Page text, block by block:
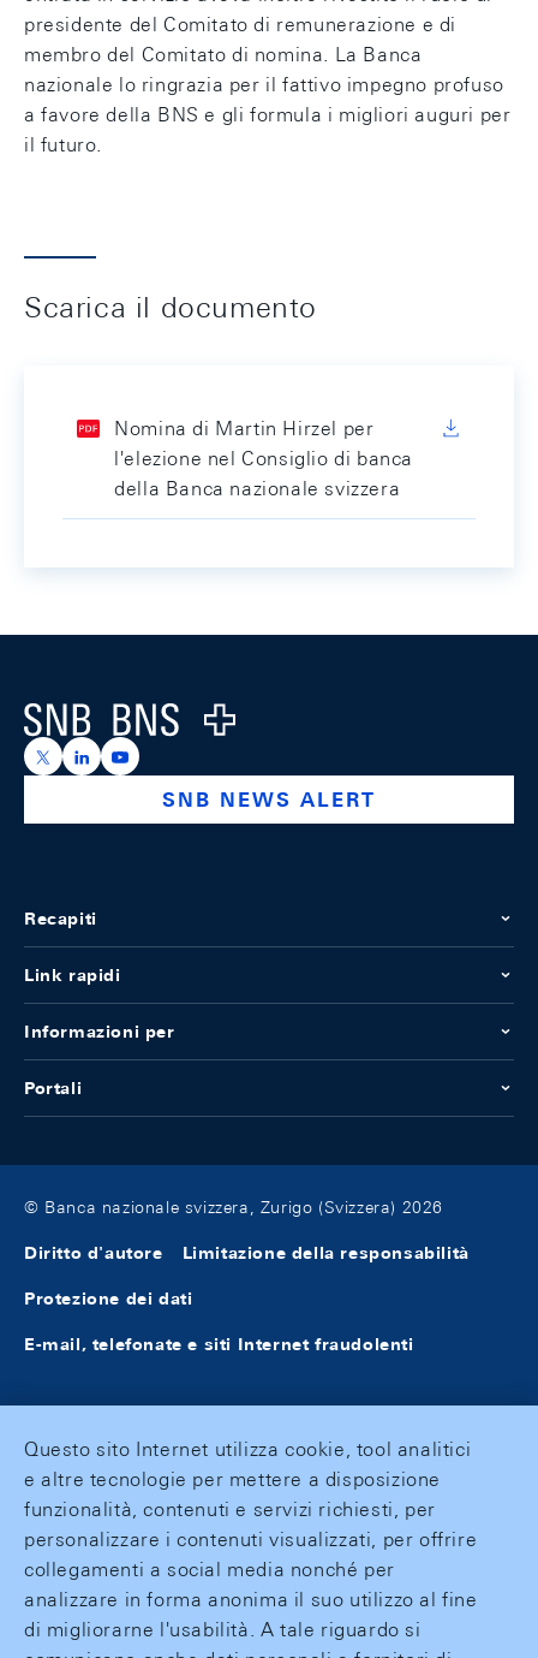
presidente del Comitato di remunerazione e di
membro del Comitato di nomina. La Banca
nazionale lo ringrazia per il fattivo impegno profuso
a favore della BNS e gli formula i migliori auguri per
il futuro.
Scarica il documento
Nomina di Martin Hirzel per
l'elezione nel Consiglio di banca
della Banca nazionale svizzera
Logo
https://x.com/snb_bns
https://ch.linkedin.com/company/swiss-national-
https://www.youtube.com/@swissnationalbank
SNB NEWS ALERT
Recapiti
Link rapidi
Informazioni per
Portali
© Banca nazionale svizzera, Zurigo (Svizzera) 2026
Diritto d'autore Limitazione della responsabilità
Protezione dei dati
E-mail, telefonate e siti Internet fraudolenti
Questo sito Internet utilizza cookie, tool analitici
e altre tecnologie per mettere a disposizione
funzionalità, contenuti e servizi richiesti, per
personalizzare i contenuti visualizzati, per offrire
collegamenti a social media nonché per
analizzare in forma anonima il suo utilizzo al fine
di migliorarne l'usabilità. A tale riguardo si